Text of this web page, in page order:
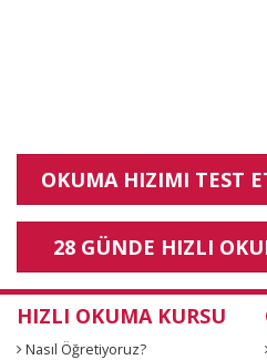
OKUMA HIZIMI TEST
28 GÜNDE HIZLI
HIZLI OKUMA KURSU
Nasıl Öğretiyoruz?